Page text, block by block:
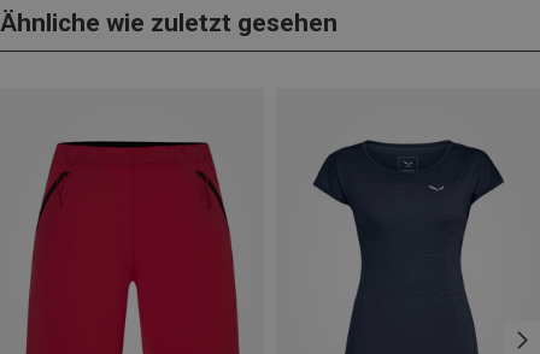
Ähnliche wie zuletzt gesehen